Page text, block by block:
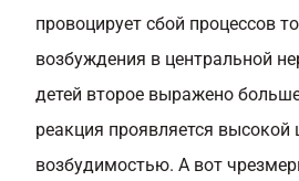
провоцирует сбой процессов
возбуждения в центральной
детей второе выражено
реакция проявляется высокой
возбудимостью. А вот